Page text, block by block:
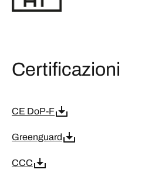
Certificazioni
CE DoP-F
Greenguard
CCC